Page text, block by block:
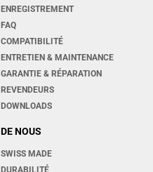
ENREGISTREMENT
FAQ
COMPATIBILITÉ
ENTRETIEN & MAINTENANCE
GARANTIE & RÉPARATION
REVENDEURS
DOWNLOADS
DE NOUS
SWISS MADE
DURABILITÉ